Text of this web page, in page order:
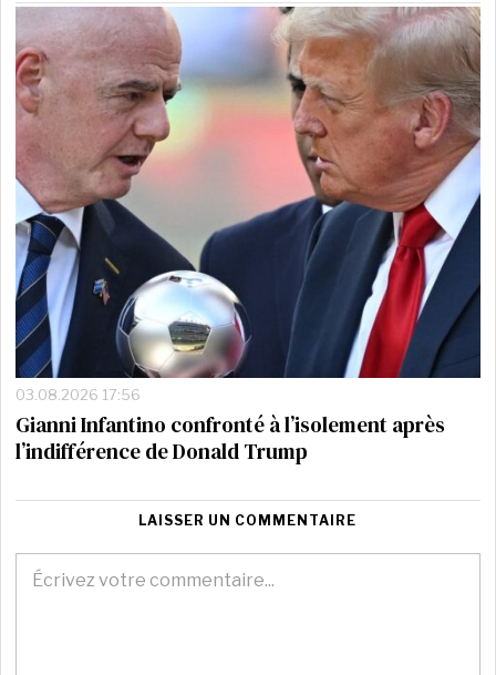
03.08.2026 17:56
Gianni Infantino confronté à l’isolement après
l’indifférence de Donald Trump
LAISSER UN COMMENTAIRE